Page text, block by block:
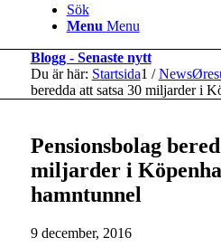
Sök
Menu Menu
Blogg - Senaste nytt
Du är här: Startsida1 /
beredda att satsa 30 miljarder i
Pensionsbolag
miljarder i
hamntunnel
9 december, 2016